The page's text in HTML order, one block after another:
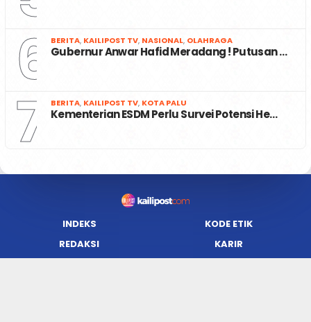
6 BERITA, KAILIPOST TV, NASIONAL, OLAHRAGA
Gubernur Anwar Hafid Meradang ! Putusan …
7 BERITA, KAILIPOST TV, KOTA PALU
Kementerian ESDM Perlu Survei Potensi He…
INDEKS
KODE ETIK
REDAKSI
KARIR